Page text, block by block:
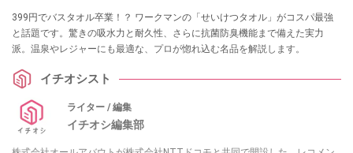
399円でバスタオル卒業！？ ワークマンの「せいけつタオル」がコスパ最強
と話題です。驚きの吸水力と耐久性、さらに抗菌防臭機能まで備えた実力
派。温泉やレジャーにも最適な、プロが惚れ込む名品を解説します。
イチオシスト
ライター / 編集
イチオシ編集部